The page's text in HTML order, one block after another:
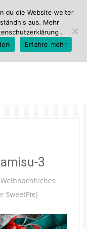
3
Weihnachtliches
SweetPie}
du die Website weiter
aus. Mehr
.
Erfahre mehr